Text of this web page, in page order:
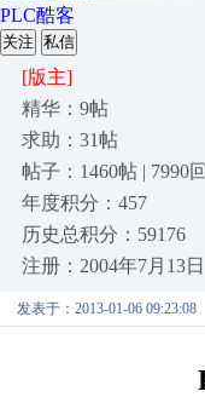
PLC酷客
关注 私信
[版主]
精华：9帖
求助：31帖
帖子：1460帖 | 7990回
年度积分：457
历史总积分：59176
注册：2004年7月13日
发表于：2013-01-06 09:23:08